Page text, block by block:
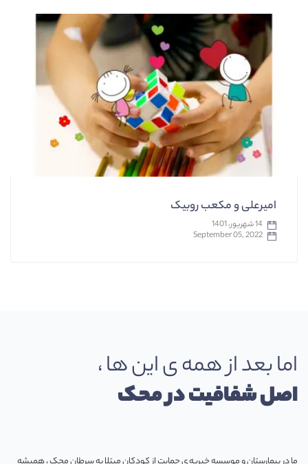
امیرعلی و مکعب روبیک
اما بعد از همه ی این ها ،
اصل شفافیت در محک